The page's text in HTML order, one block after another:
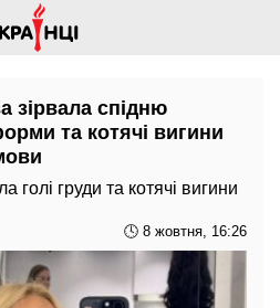
зірвала спідню
та котячі вигини
голі груди та котячі вигини
🕓 8 жовтня, 16:26